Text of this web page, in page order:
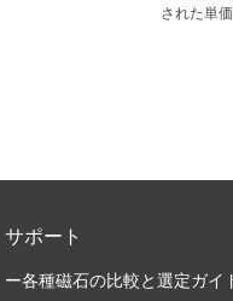
された単
サポート
ー各種磁石の比較と選定ガイ